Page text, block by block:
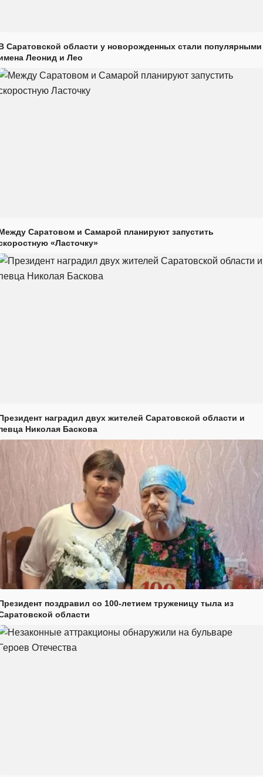
Саратовской области у новорожденных стали популярными
Леонид и Лео
Саратовом и Самарой планируют запустить
«Ласточку»
наградил двух жителей Саратовской области и
Николая Баскова
поздравил со 100-летием труженицу тыла из
области